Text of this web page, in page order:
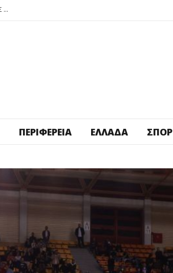
ΠΕΤΡΟΥΠΟΛΗ: ΕΞΟΡΜΗΣΗ ΤΗΣ ΝΕΑΣ ΔΗΜΟΤΙΚΗΣ ΑΡΧΗΣ ΣΤΑ ΣΧΟΛΕΙΑ
ΠΕΡΙΦΈΡΕΙΑ ΕΛΛΆΔΑ ΣΠΟΡ